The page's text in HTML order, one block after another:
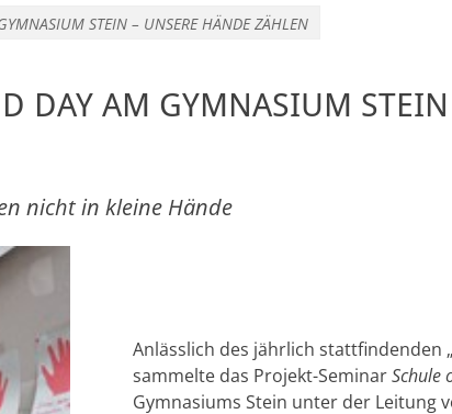
STEIN – UNSERE HÄNDE ZÄHLEN
DAY AM GYMNASIUM
nicht in kleine Hände
Anlässlich des jährlich stattfindenden
sammelte das Projekt-SeminarSchule
Gymnasiums Stein unter der Leitung